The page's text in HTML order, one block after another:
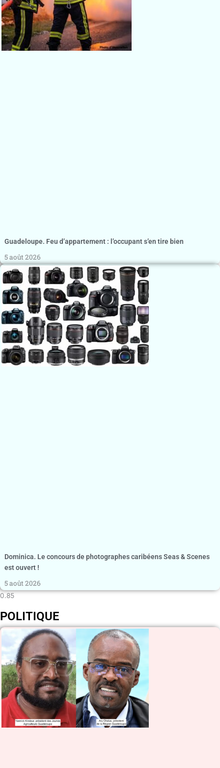
Guadeloupe. Feu d’appartement : l’occupant s’en tire bien
5 août 2026
Dominica. Le concours de photographes caribéens Seas & Scenes
est ouvert !
5 août 2026
POLITIQUE